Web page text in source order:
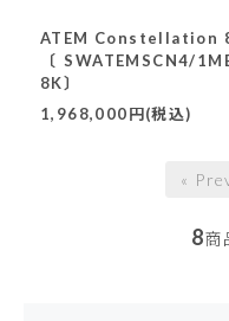
ATEM Constellation
〔SWATEMSCN4/
8K〕
1,968,000円(税込)
«
8商